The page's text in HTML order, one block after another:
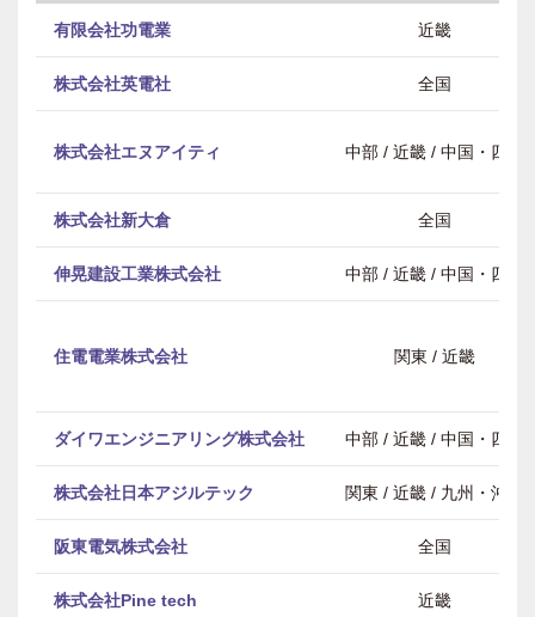
有限会社功電業 近畿
株式会社英電社 全国
株式会社エヌアイティ 中部 / 近畿 / 中国・四国
株式会社新大倉 全国
伸晃建設工業株式会社 中部 / 近畿 / 中国・四国
住電電業株式会社 関東 / 近畿
ダイワエンジニアリング株式会社 中部 / 近畿 / 中国・四国
株式会社日本アジルテック 関東 / 近畿 / 九州・沖縄
阪東電気株式会社 全国
株式会社Pine tech 近畿